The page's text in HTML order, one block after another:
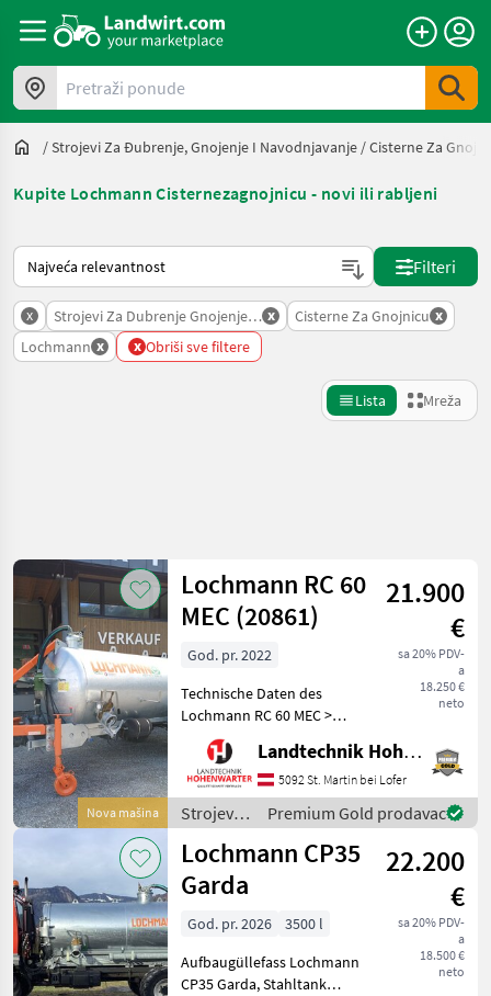
Pretraži ponude
/Strojevi Za Đubrenje, Gnojenje I Navodnjavanje /Cisterne Za
Kupite Lochmann Cisternezagnojnicu - novi ili rabljeni
Način na koji sortira Landwirt.com
Filteri
x Strojevi Za Dubrenje Gnojenje I Navodnjavanje
x Cisterne Za Gnojnicu x
Lochmann x x Obriši sve filtere
Lista Mreža
Kategorija 4 Država Filteri
TRENUTNA
PUTANJA
Poljoprivredna
tehnika
Strojevi Za
Dubrenje
Gnojenje I
Navodnjavanje
Lochmann
IZABERITE
KATEGORIJU
Resetuj
Prikaži 4
rezultata
Nova mašina
Lochmann RC 60
MEC (20861)
21.900
€
sa 20% PDV-
a
18.250 €
neto
God. pr. 2022
Technische Daten des
Lochmann RC 60 MEC >
Baujahr: 2022 > Battioni
Vakuumpumpe
(Durchflussleistung ca. 7000
l/min) > Hydraulische
Deichselfederung > Druck-
Luft 2-Le
Landtechnik Hohenwarter GmbH
5092 St. Martin bei Lofer
Strojevi
za
đubrenje,
gnojenje i
navodnjavanje
/
Premium Gold prodavac
Lochmann CP35
Garda
22.200
€
sa 20% PDV-
a
18.500 €
neto
God. pr. 2026
3500 l
Aufbaugüllefass Lochmann
CP35 Garda, Stahltank